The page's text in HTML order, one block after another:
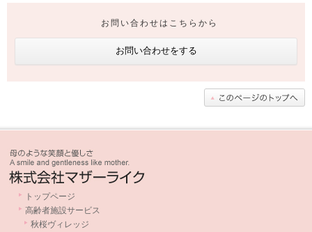
お問い合わせはこちらから
お問い合わせをする
トップページ
高齢者施設サービス
秋桜ヴィレッジ